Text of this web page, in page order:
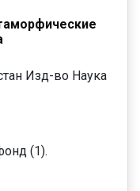
Изд-во Наука
(1).